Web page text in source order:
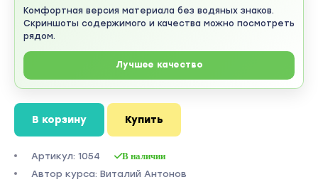
Комфортная версия материала без водяных знаков.
Скриншоты содержимого и качества можно посмотреть
рядом.
Лучшее качество
В корзину Купить
Артикул: 1054 В наличии
Автор курса: Виталий Антонов